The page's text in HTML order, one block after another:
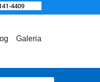
4409
Galeria